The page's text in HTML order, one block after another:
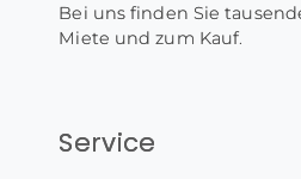
Bei uns finden Sie
Miete und zum Kauf.
Service